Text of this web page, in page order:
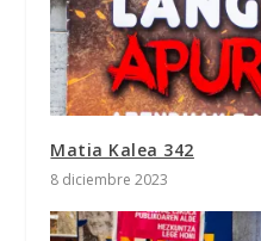
Matia Kalea 342
8 diciembre 2023